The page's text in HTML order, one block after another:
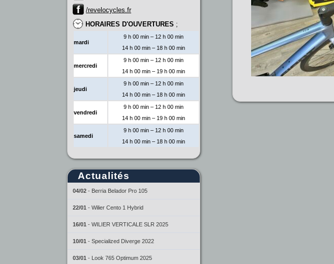
/revelocycles.fr
HORAIRES D'OUVERTURES ;
mardi
9 h 00 min – 12 h 00 min
14 h 00 min – 18 h 00 min
mercredi
9 h 00 min – 12 h 00 min
14 h 00 min – 19 h 00 min
jeudi
9 h 00 min – 12 h 00 min
14 h 00 min – 18 h 00 min
vendredi
9 h 00 min – 12 h 00 min
14 h 00 min – 19 h 00 min
samedi
9 h 00 min – 12 h 00 min
14 h 00 min – 18 h 00 min
Actualités
04/02 - Berria Belador Pro 105
22/01 - Wilier Cento 1 Hybrid
16/01 - WILIER VERTICALE SLR 2025
10/01 - Specialized Diverge 2022
03/01 - Look 765 Optimum 2025